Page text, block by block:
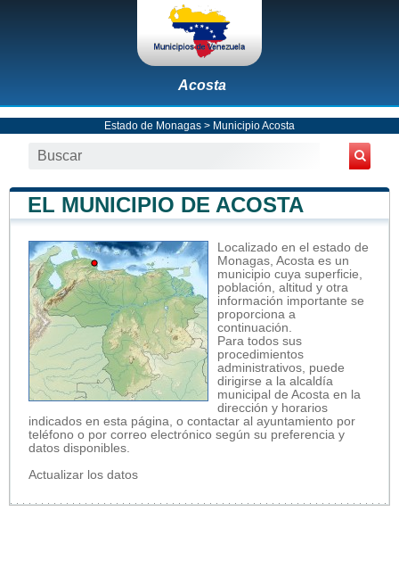
Acosta
Estado de Monagas > Municipio Acosta
EL MUNICIPIO DE ACOSTA
Localizado en el estado de
Monagas, Acosta es un
municipio cuya superficie,
población, altitud y otra
información importante se
proporciona a
continuación.
Para todos sus
procedimientos
administrativos, puede
dirigirse a la alcaldía
municipal de Acosta en la
dirección y horarios
indicados en esta página, o contactar al ayuntamiento por
teléfono o por correo electrónico según su preferencia y
datos disponibles.
Actualizar los datos